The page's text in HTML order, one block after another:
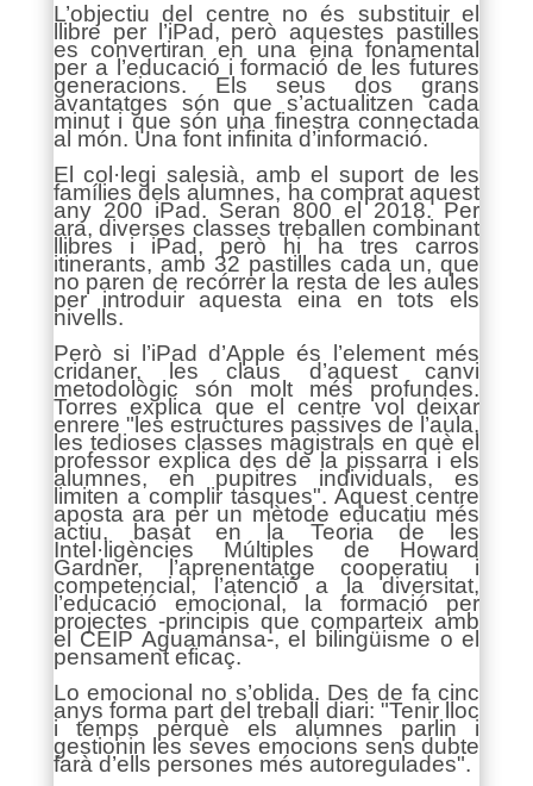
L’objectiu del centre no és substituir el
llibre per l’iPad, però aquestes pastilles
es convertiran en una eina fonamental
per a l’educació i formació de les futures
generacions. Els seus dos grans
avantatges són que s’actualitzen cada
minut i que són una finestra connectada
al món. Una font infinita d’informació.
El col·legi salesià, amb el suport de les
famílies dels alumnes, ha comprat aquest
any 200 iPad. Seran 800 el 2018. Per
ara, diverses classes treballen combinant
llibres i iPad, però hi ha tres carros
itinerants, amb 32 pastilles cada un, que
no paren de recórrer la resta de les aules
per introduir aquesta eina en tots els
nivells.
Però si l’iPad d’Apple és l’element més
cridaner, les claus d’aquest canvi
metodològic són molt més profundes.
Torres explica que el centre vol deixar
enrere "les estructures passives de l’aula,
les tedioses classes magistrals en què el
professor explica des de la pissarra i els
alumnes, en pupitres individuals, es
limiten a complir tasques". Aquest centre
aposta ara per un mètode educatiu més
actiu, basat en la Teoria de les
Intel·ligències Múltiples de Howard
Gardner, l’aprenentatge cooperatiu i
competencial, l’atenció a la diversitat,
l’educació emocional, la formació per
projectes -principis que comparteix amb
el CEIP Aguamansa-, el bilingüisme o el
pensament eficaç.
Lo emocional no s’oblida. Des de fa cinc
anys forma part del treball diari: "Tenir lloc
i temps perquè els alumnes parlin i
gestionin les seves emocions sens dubte
farà d’ells persones més autoregulades".